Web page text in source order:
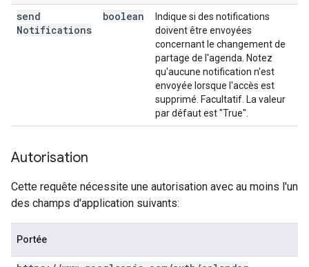
send
Notifications
boolean
Indique si des notifications
doivent être envoyées
concernant le changement de
partage de l'agenda. Notez
qu'aucune notification n'est
envoyée lorsque l'accès est
supprimé. Facultatif. La valeur
par défaut est "True".
Autorisation
Cette requête nécessite une autorisation avec au moins l'un
des champs d'application suivants:
Portée